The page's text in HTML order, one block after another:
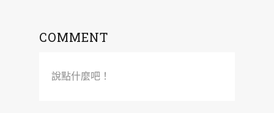
COMMENT
說點什麼吧！